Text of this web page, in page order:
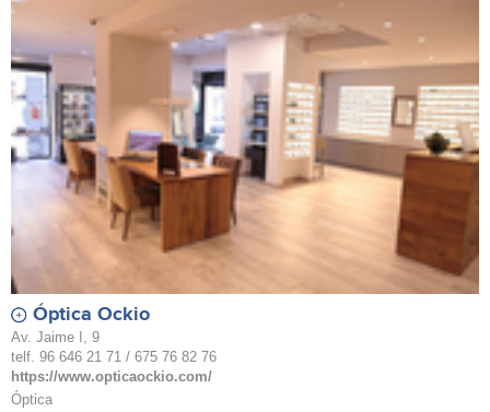
Óptica Ockio
Av. Jaime I, 9
telf. 96 646 21 71 / 675 76 82 76
https://www.opticaockio.com/
Óptica